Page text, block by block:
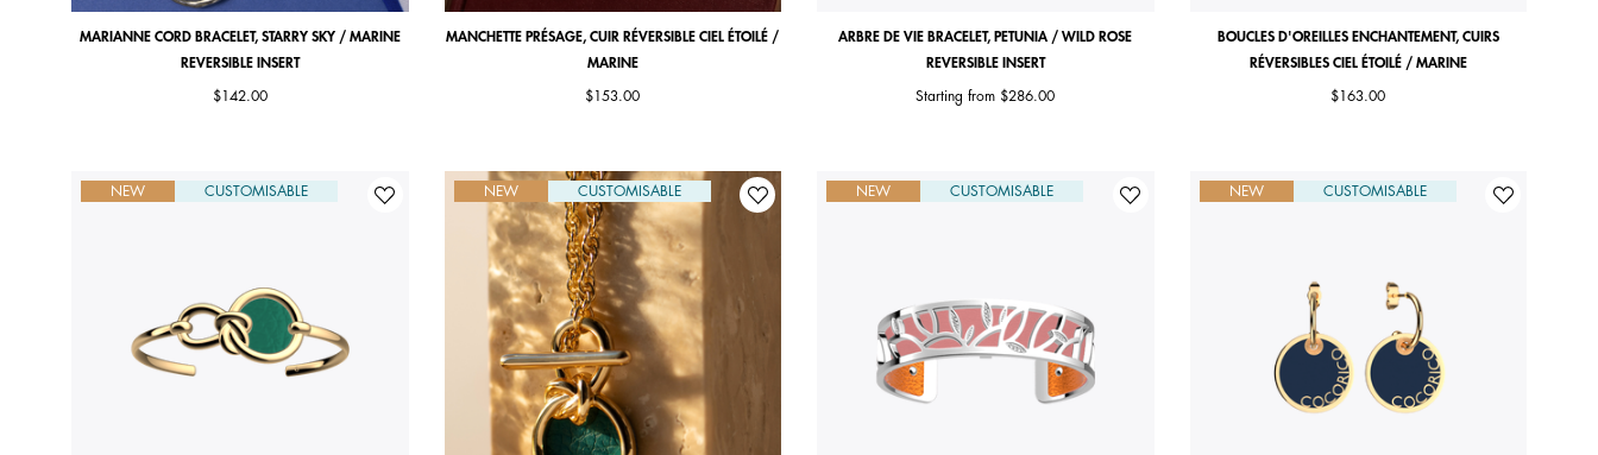
MARIANNE CORD BRACELET, STARRY SKY / MARINE
REVERSIBLE INSERT
$142.00
MANCHETTE PRÉSAGE, CUIR RÉVERSIBLE CIEL ÉTOILÉ /
MARINE
$153.00
ARBRE DE VIE BRACELET, PETUNIA / WILD ROSE
REVERSIBLE INSERT
Starting from $286.00
BOUCLES D'OREILLES ENCHANTEMENT, CUIRS
RÉVERSIBLES CIEL ÉTOILÉ / MARINE
$163.00
NEW CUSTOMISABLE NEW CUSTOMISABLE NEW CUSTOMISABLE NEW CUSTOMISABLE